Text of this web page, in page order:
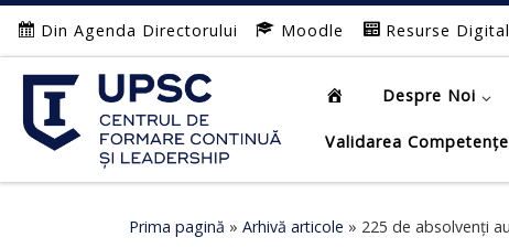
Afișează întregul conținut
Din Agenda Directorului Moodle Resurse
Despre Noi
Validarea
Prima pagină » Arhivă articole » 225 de absolvenți